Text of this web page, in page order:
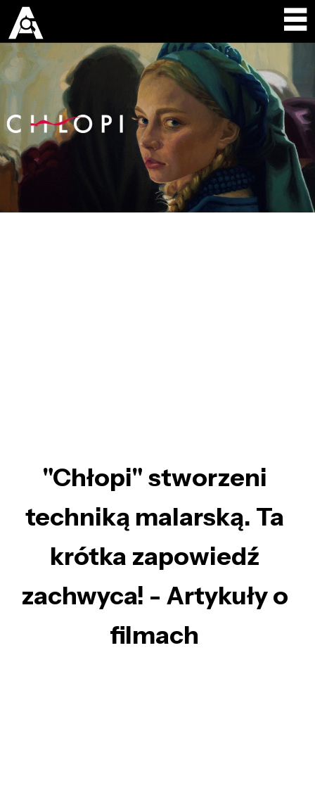
"Chłopi" stworzeni
techniką malarską. Ta
krótka zapowiedź
zachwyca! - Artykuły o
filmach